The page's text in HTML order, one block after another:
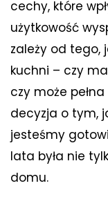
cechy, które
użytkowość
zależy od
kuchni – czy
czy może
decyzja o tym,
jesteśmy
lata była nie
domu.